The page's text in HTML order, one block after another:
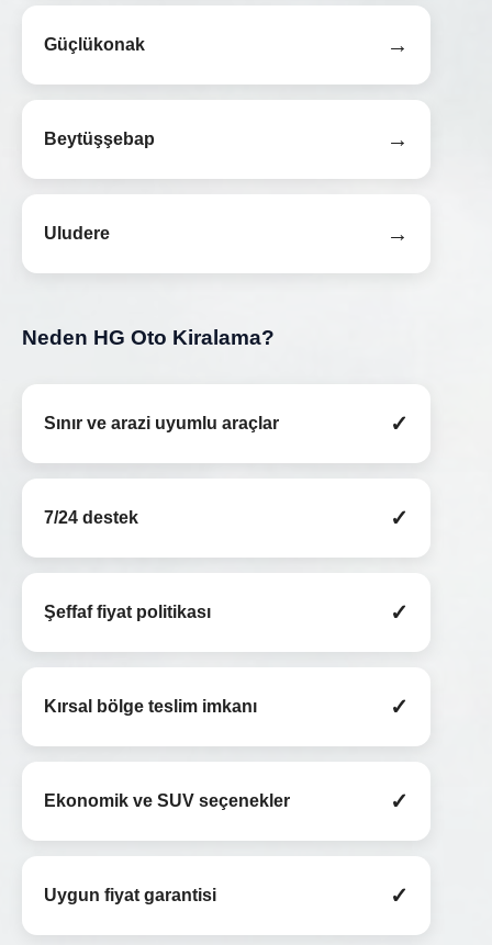
Güçlükonak →
Beytüşşebap →
Uludere →
Neden HG Oto Kiralama?
Sınır ve arazi uyumlu araçlar ✓
7/24 destek ✓
Şeffaf fiyat politikası ✓
Kırsal bölge teslim imkanı ✓
Ekonomik ve SUV seçenekler ✓
Uygun fiyat garantisi ✓